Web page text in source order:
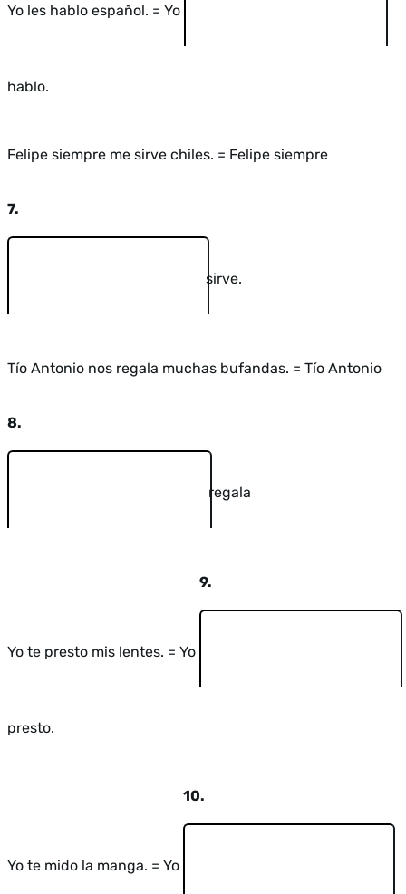
Yo les hablo español. = Yo
hablo.
Felipe siempre me sirve chiles. = Felipe siempre
7.
sirve.
Tío Antonio nos regala muchas bufandas. = Tío Antonio
8.
regala
Yo te presto mis lentes. = Yo
9.
presto.
Yo te mido la manga. = Yo
10.